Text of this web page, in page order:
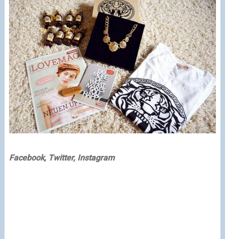
Facebook, Twitter, Instagram